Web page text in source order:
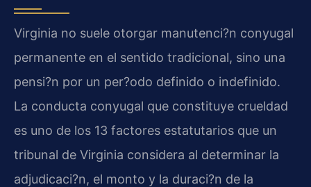
Virginia no suele otorgar manutenci?n conyugal
permanente en el sentido tradicional, sino una
pensi?n por un per?odo definido o indefinido.
La conducta conyugal que constituye crueldad
es uno de los 13 factores estatutarios que un
tribunal de Virginia considera al determinar la
adjudicaci?n, el monto y la duraci?n de la